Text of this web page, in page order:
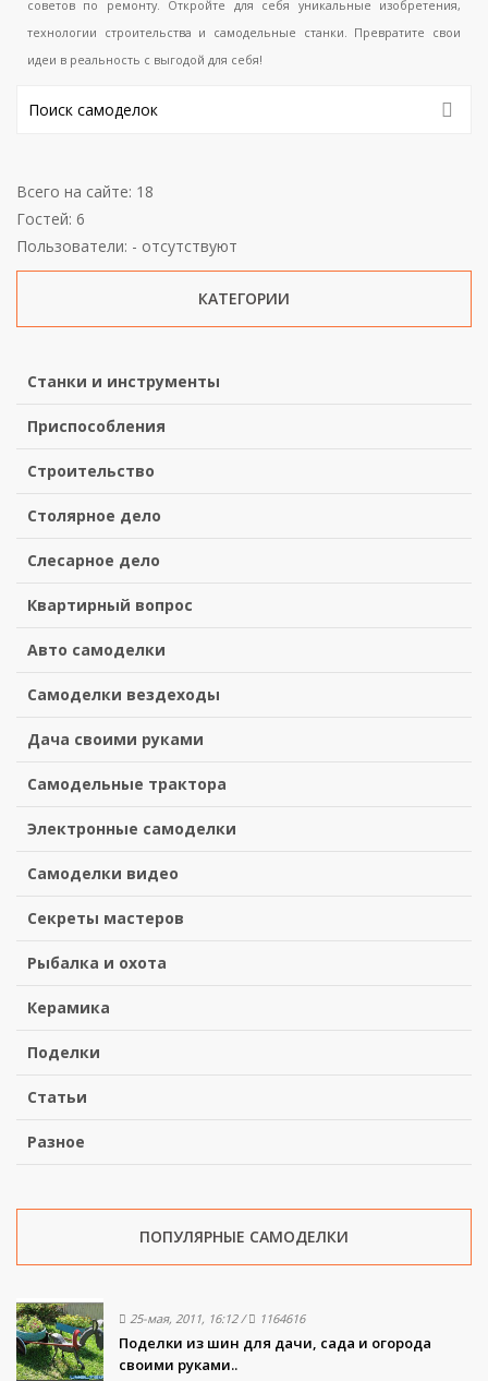
советов по ремонту. Откройте для себя уникальные изобретения,
технологии строительства и самодельные станки. Превратите свои
идеи в реальность с выгодой для себя!
Всего на сайте: 18
Гостей: 6
Пользователи: - отсутствуют
КАТЕГОРИИ
Станки и инструменты
Приспособления
Строительство
Столярное дело
Слесарное дело
Квартирный вопрос
Авто самоделки
Самоделки вездеходы
Дача своими руками
Самодельные трактора
Электронные самоделки
Самоделки видео
Секреты мастеров
Рыбалка и охота
Керамика
Поделки
Статьи
Разное
ПОПУЛЯРНЫЕ САМОДЕЛКИ
25-мая, 2011, 16:12/ 1164616
Поделки из шин для дачи, сада и огорода
своими руками..